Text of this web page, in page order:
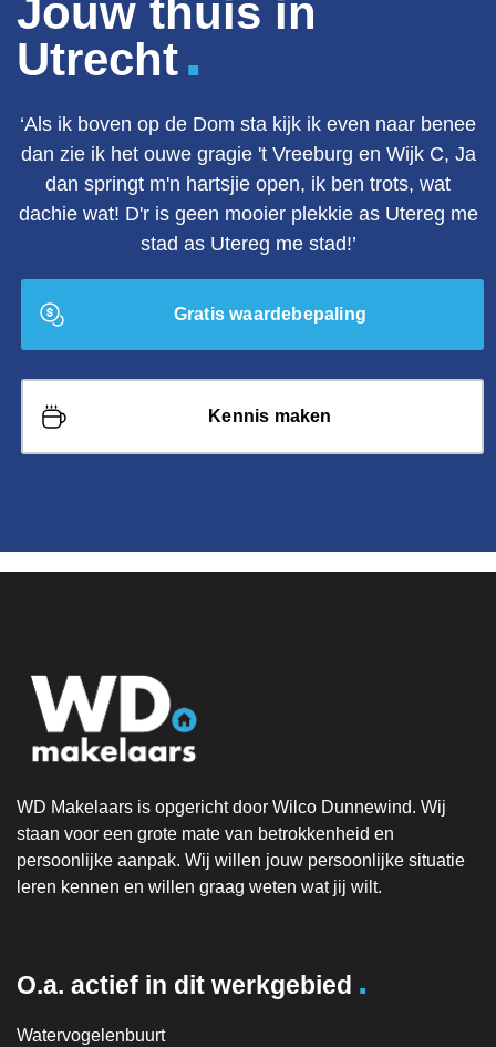
Jouw thuis in
Utrecht.
‘Als ik boven op de Dom sta kijk ik even naar benee
dan zie ik het ouwe gragie 't Vreeburg en Wijk C, Ja
dan springt m'n hartsjie open, ik ben trots, wat
dachie wat! D'r is geen mooier plekkie as Utereg me
stad as Utereg me stad!’
Gratis waardebepaling
Kennis maken
WD Makelaars is opgericht door Wilco Dunnewind. Wij
staan voor een grote mate van betrokkenheid en
persoonlijke aanpak. Wij willen jouw persoonlijke situatie
leren kennen en willen graag weten wat jij wilt.
O.a. actief in dit werkgebied .
Watervogelenbuurt